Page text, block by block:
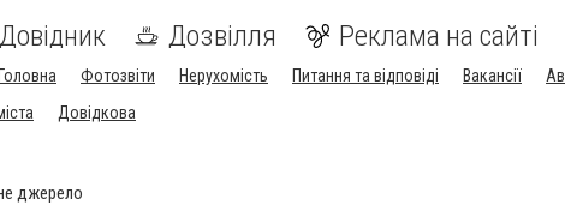
Довідник Дозвілля Реклама на сайті
Головна Фотозвіти Нерухомість Питання та відповіді Вакансії
Довідкова
джерело